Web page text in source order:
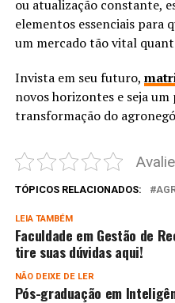
ou atualização constante,
elementos essenciais para
um mercado tão vital
Invista em seu futuro,
novos horizontes e seja
transformação do
TÓPICOS RELACIONADOS:
LEIA TAMBÉM
Faculdade em Gestão de
tire suas dúvidas aqui!
NÃO DEIXE DE LER
Pós-graduação em